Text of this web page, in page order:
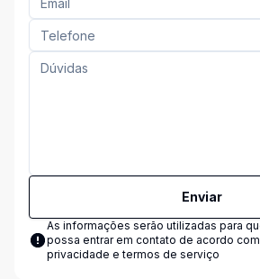
Enviar
As informações serão utilizadas para
possa entrar em contato de acordo
privacidade e termos de serviço